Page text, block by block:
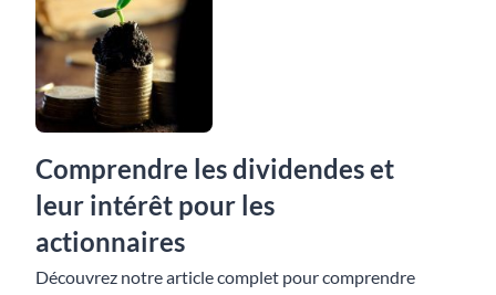
Comprendre les dividendes et
leur intérêt pour les
actionnaires
Découvrez notre article complet pour comprendre